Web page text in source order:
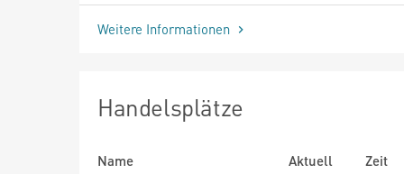
Weitere Informationen
Handelsplätze
Name Aktuell
Zeit